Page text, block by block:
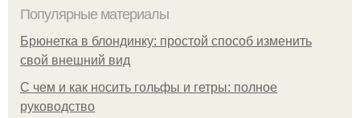
Популярные материалы
Брюнетка в блондинку: простой способ изменить
свой внешний вид
С чем и как носить гольфы и гетры: полное
руководство